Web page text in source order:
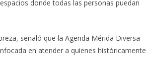
donde todas las personas puedan
señaló que la Agenda Mérida Diversa
en atender a quienes históricamente